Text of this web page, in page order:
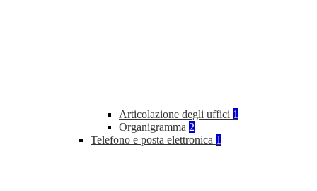
Articolazione degli uffici 1
Organigramma 2
Telefono e posta elettronica 1